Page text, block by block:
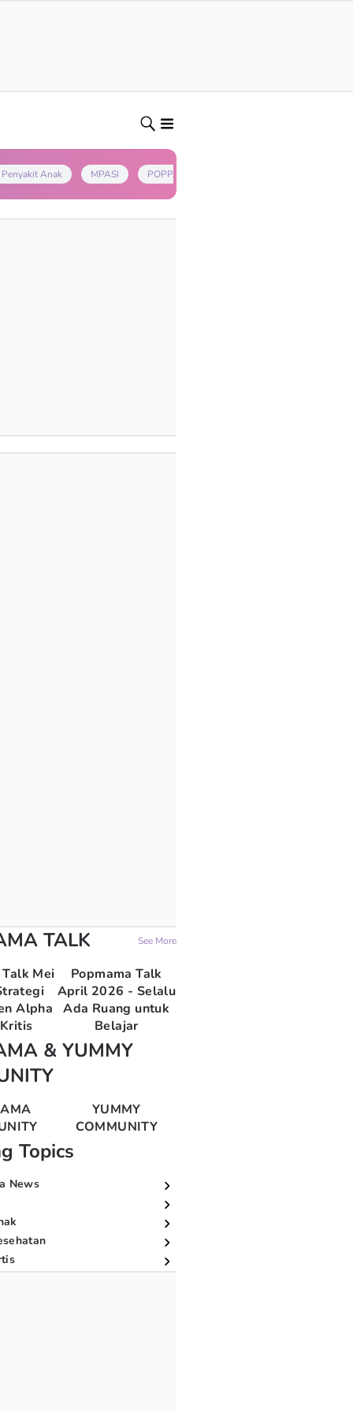
Penyakit Anak MPASI POPPAPA
TALK See More
Mei
Alpha
Popmama Talk
April 2026 - Selalu
Ada Ruang untuk
Belajar
& YUMMY
YUMMY
COMMUNITY
Topics
News